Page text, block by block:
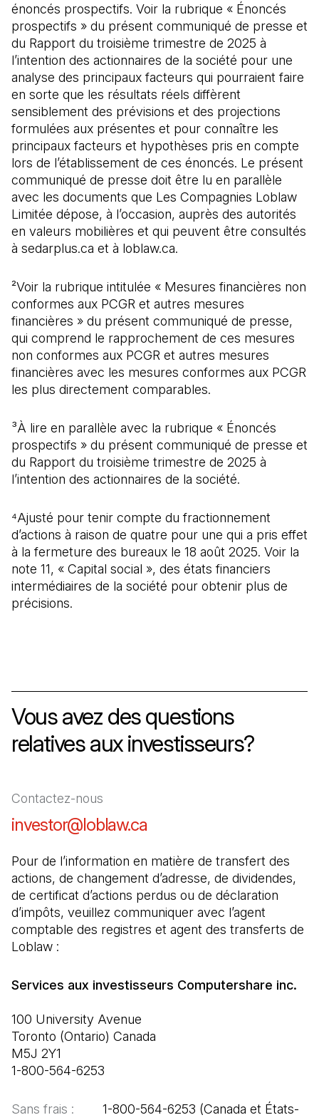
énoncés prospectifs. Voir la rubrique « Énoncés
prospectifs » du présent communiqué de presse et
du Rapport du troisième trimestre de 2025 à
l’intention des actionnaires de la société pour une
analyse des principaux facteurs qui pourraient faire
en sorte que les résultats réels diffèrent
sensiblement des prévisions et des projections
formulées aux présentes et pour connaître les
principaux facteurs et hypothèses pris en compte
lors de l’établissement de ces énoncés. Le présent
communiqué de presse doit être lu en parallèle
avec les documents que Les Compagnies Loblaw
Limitée dépose, à l’occasion, auprès des autorités
en valeurs mobilières et qui peuvent être consultés
à sedarplus.ca et à loblaw.ca.
²Voir la rubrique intitulée « Mesures financières non
conformes aux PCGR et autres mesures
financières » du présent communiqué de presse,
qui comprend le rapprochement de ces mesures
non conformes aux PCGR et autres mesures
financières avec les mesures conformes aux PCGR
les plus directement comparables.
³À lire en parallèle avec la rubrique « Énoncés
prospectifs » du présent communiqué de presse et
du Rapport du troisième trimestre de 2025 à
l’intention des actionnaires de la société.
⁴Ajusté pour tenir compte du fractionnement
d’actions à raison de quatre pour une qui a pris effet
à la fermeture des bureaux le 18 août 2025. Voir la
note 11, « Capital social », des états financiers
intermédiaires de la société pour obtenir plus de
précisions.
Vous avez des questions
relatives aux investisseurs?
Contactez-nous
investor@loblaw.ca
Pour de l’information en matière de transfert des
actions, de changement d’adresse, de dividendes,
de certificat d’actions perdus ou de déclaration
d’impôts, veuillez communiquer avec l’agent
comptable des registres et agent des transferts de
Loblaw :
100 University Avenue
Toronto (Ontario) Canada
M5J 2Y1
1-800-564-6253
Sans frais :
      1-800-564-6253 (Canada et États-